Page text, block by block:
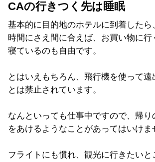
CAの行きつく先は睡眠
基本的に目的地のホテルに到着したら
時間にさえ間に合えば、お買い物に
寝ているのも自由です。
とはいえもちろん、飛行機を使って遠
とは禁止されています。
なんといっても仕事中ですので、帰り
をあけるようなことがあってはいけま
フライトにも慣れ、観光に行きたいと